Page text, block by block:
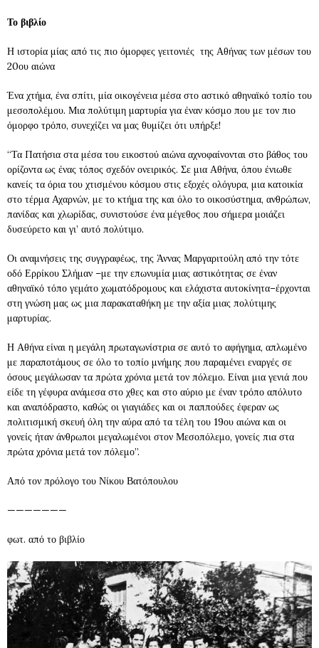
Το βιβλίο
Η ιστορία μίας από τις πιο όμορφες γειτονιές της Αθήνας των μέσων του
20ου αιώνα
Ένα χτήμα, ένα σπίτι, μία οικογένεια μέσα στο αστικό αθηναϊκό τοπίο του
μεσοπολέμου. Μια πολύτιμη μαρτυρία για έναν κόσμο που με τον πιο
όμορφο τρόπο, συνεχίζει να μας θυμίζει ότι υπήρξε!
“Τα Πατήσια στα μέσα του εικοστού αιώνα αχνοφαίνονται στο βάθος του
ορίζοντα ως ένας τόπος σχεδόν ονειρικός. Σε μια Αθήνα, όπου ένιωθε
κανείς τα όρια του χτισμένου κόσμου στις εξοχές ολόγυρα, μια κατοικία
στο τέρμα Αχαρνών, με το κτήμα της και όλο το οικοσύστημα, ανθρώπων,
πανίδας και χλωρίδας, συνιστούσε ένα μέγεθος που σήμερα μοιάζει
δυσεύρετο και γι’ αυτό πολύτιμο.
Οι αναμνήσεις της συγγραφέως, της Άννας Μαργαριτούλη από την τότε
οδό Ερρίκου Σλήμαν –με την επωνυμία μιας αστικότητας σε έναν
αθηναϊκό τόπο γεμάτο χωματόδρομους και ελάχιστα αυτοκίνητα–έρχονται
στη γνώση μας ως μια παρακαταθήκη με την αξία μιας πολύτιμης
μαρτυρίας.
Η Αθήνα είναι η μεγάλη πρωταγωνίστρια σε αυτό το αφήγημα, απλωμένο
με παραποτάμους σε όλο το τοπίο μνήμης που παραμένει εναργές σε
όσους μεγάλωσαν τα πρώτα χρόνια μετά τον πόλεμο. Είναι μια γενιά που
είδε τη γέφυρα ανάμεσα στο χθες και στο αύριο με έναν τρόπο απόλυτο
και αναπόδραστο, καθώς οι γιαγιάδες και οι παππούδες έφεραν ως
πολιτισμική σκευή όλη την αύρα από τα τέλη του 19ου αιώνα και οι
γονείς ήταν άνθρωποι μεγαλωμένοι στον Μεσοπόλεμο, γονείς πια στα
πρώτα χρόνια μετά τον πόλεμο”.
Από τον πρόλογο του Νίκου Βατόπουλου
———————
φωτ. από το βιβλίο